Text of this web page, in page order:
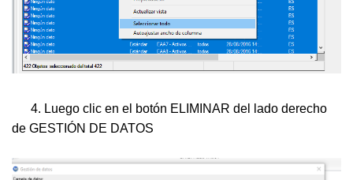
4. Luego clic en el botón ELIMINAR del lado derecho
de GESTIÓN DE DATOS